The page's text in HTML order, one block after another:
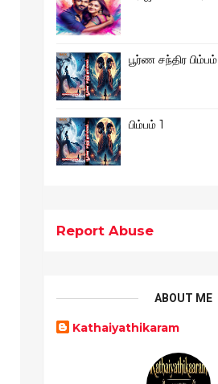
பூர்ண சந்திர பிம்பம்
பிம்பம் 1
Report Abuse
ABOUT ME
Kathaiyathikaram